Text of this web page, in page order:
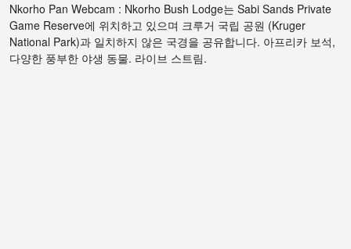
Nkorho Pan Webcam : Nkorho Bush Lodge는 Sabi Sands Private
Game Reserve에 위치하고 있으며 크루거 국립 공원 (Kruger
National Park)과 일치하지 않은 국경을 공유합니다. 아프리카 보석,
다양한 풍부한 야생 동물. 라이브 스트림.